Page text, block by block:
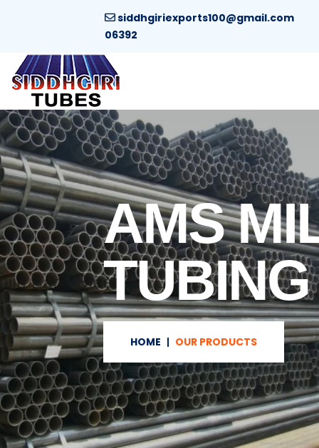
siddhgiriexports100@gmail.com
06392
AMS
TUBING
HOME OUR PRODUCTS